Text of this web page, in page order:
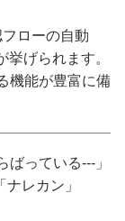
ローの自動
げられます。
機能が豊富に備
ばっている---」
レカン」